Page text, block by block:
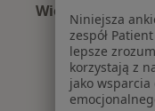
Więcej (10)
Więcej w
Niniejsza
zespół
lepsze
korzystają z
jako